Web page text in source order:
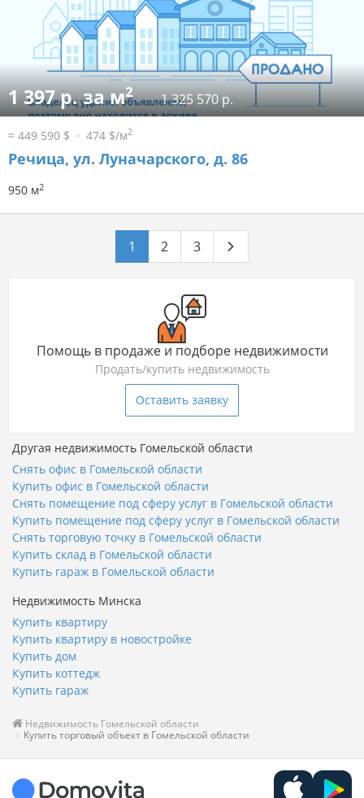
1 397 р. за м2 1 325 570 р.
≈ 449 590 $ 474 $/м2
Речица, ул. Луначарского, д. 86
950 м2
1 2 3
Помощь в продаже и подборе недвижимости
Продать/купить недвижимость
Оставить заявку
Другая недвижимость Гомельской области
Снять офис в Гомельской области
Купить офис в Гомельской области
Снять помещение под сферу услуг в Гомельской области
Купить помещение под сферу услуг в Гомельской области
Снять торговую точку в Гомельской области
Купить склад в Гомельской области
Купить гараж в Гомельской области
Недвижимость Минска
Купить квартиру
Купить квартиру в новостройке
Купить дом
Купить коттедж
Купить гараж
Недвижимость Гомельской области
Купить торговый объект в Гомельской области